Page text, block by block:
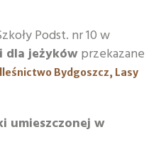
Podst. nr 10 w
dla jeżykówprzekazane
Bydgoszcz, Lasy
umieszczonej w